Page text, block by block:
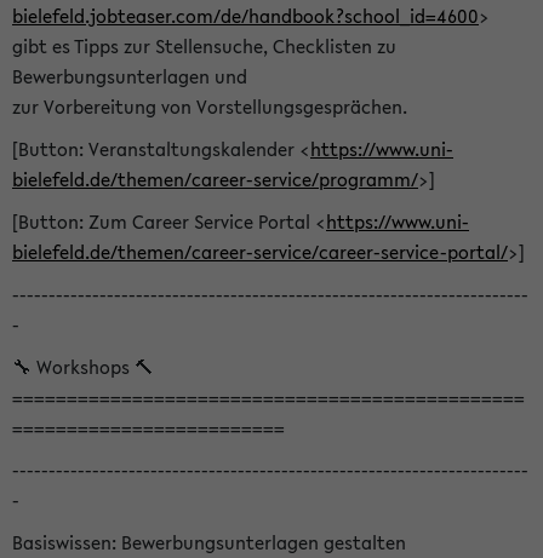
bielefeld.jobteaser.com/de/handbook?school_id=4600>
gibt es Tipps zur Stellensuche, Checklisten zu
Bewerbungsunterlagen und
zur Vorbereitung von Vorstellungsgesprächen.
[Button: Veranstaltungskalender <https://www.uni-
bielefeld.de/themen/career-service/programm/>]
[Button: Zum Career Service Portal <https://www.uni-
bielefeld.de/themen/career-service/career-service-portal/>]
-----------------------------------------------------------------------
-
🔧 Workshops 🔨
===============================================
=========================
-----------------------------------------------------------------------
-
Basiswissen: Bewerbungsunterlagen gestalten